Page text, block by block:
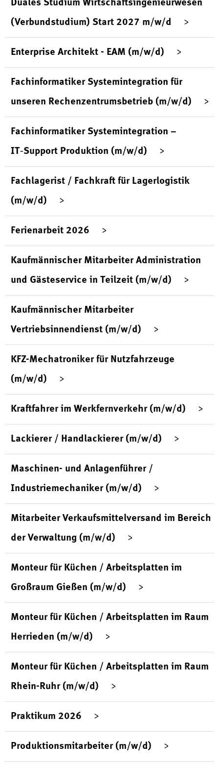
Duales Studium Wirtschaftsingenieurwesen
(Verbundstudium) Start 2027 m/w/d
Enterprise Architekt - EAM (m/w/d)
Fachinformatiker Systemintegration für
unseren Rechenzentrumsbetrieb (m/w/d)
Fachinformatiker Systemintegration –
IT‑Support Produktion (m/w/d)
Fachlagerist / Fachkraft für Lagerlogistik
(m/w/d)
Ferienarbeit 2026
Kaufmännischer Mitarbeiter Administration
und Gästeservice in Teilzeit (m/w/d)
Kaufmännischer Mitarbeiter
Vertriebsinnendienst (m/w/d)
KFZ-Mechatroniker für Nutzfahrzeuge
(m/w/d)
Kraftfahrer im Werkfernverkehr (m/w/d)
Lackierer / Handlackierer (m/w/d)
Maschinen- und Anlagenführer /
Industriemechaniker (m/w/d)
Mitarbeiter Verkaufsmittelversand im Bereich
der Verwaltung (m/w/d)
Monteur für Küchen / Arbeitsplatten im
Großraum Gießen (m/w/d)
Monteur für Küchen / Arbeitsplatten im Raum
Herrieden (m/w/d)
Monteur für Küchen / Arbeitsplatten im Raum
Rhein-Ruhr (m/w/d)
Praktikum 2026
Produktionsmitarbeiter (m/w/d)